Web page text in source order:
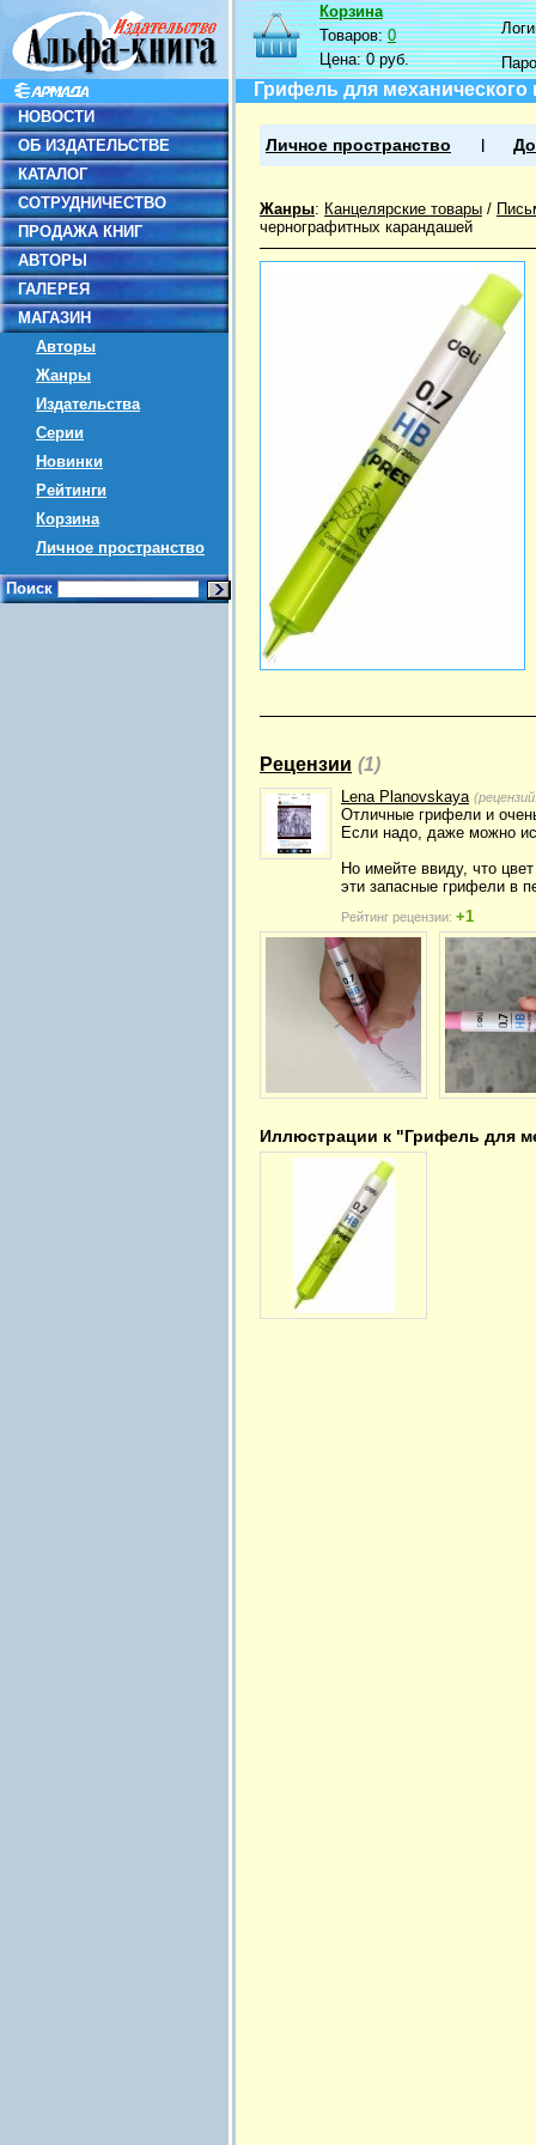
НОВОСТИ
ОБ ИЗДАТЕЛЬСТВЕ
КАТАЛОГ
СОТРУДНИЧЕСТВО
ПРОДАЖА КНИГ
АВТОРЫ
ГАЛЕРЕЯ
МАГАЗИН
Авторы
Жанры
Издательства
Серии
Новинки
Рейтинги
Корзина
Личное пространство
Поиск
Корзина
Товаров:0
Цена:0 руб.
Грифель для механического
Личное пространство
Жанры: Канцелярские товары /
чернографитных карандашей
Рецензии (1)
Lena Planovskaya
Отличные грифели и
Если надо, даже можно
Но имейте ввиду, что
эти запасные грифели в
Рейтинг рецензии: +1
Иллюстрации к "Грифель для